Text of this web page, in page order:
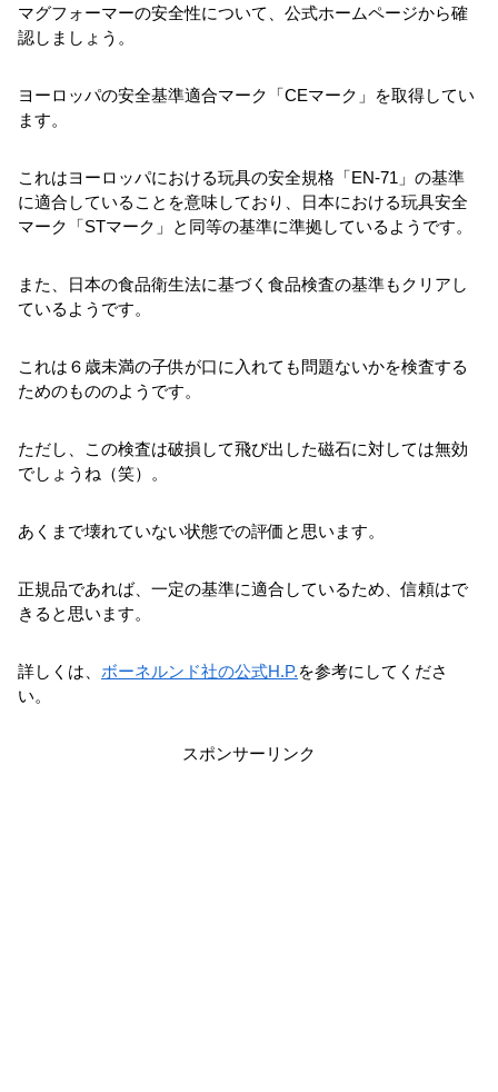
マグフォーマーの安全性について、公式ホームページから確
認しましょう。
ヨーロッパの安全基準適合マーク「CEマーク」を取得してい
ます。
これはヨーロッパにおける玩具の安全規格「EN-71」の基準
に適合していることを意味しており、日本における玩具安全
マーク「STマーク」と同等の基準に準拠しているようです。
また、日本の食品衛生法に基づく食品検査の基準もクリアし
ているようです。
これは６歳未満の子供が口に入れても問題ないかを検査する
ためのもののようです。
ただし、この検査は破損して飛び出した磁石に対しては無効
でしょうね（笑）。
あくまで壊れていない状態での評価と思います。
正規品であれば、一定の基準に適合しているため、信頼はで
きると思います。
詳しくは、 ボーネルンド社の公式H.P.を参考にしてくださ
い。
スポンサーリンク